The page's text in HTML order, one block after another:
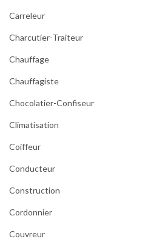
Carreleur
Charcutier-Traiteur
Chauffage
Chauffagiste
Chocolatier-Confiseur
Climatisation
Coiffeur
Conducteur
Construction
Cordonnier
Couvreur